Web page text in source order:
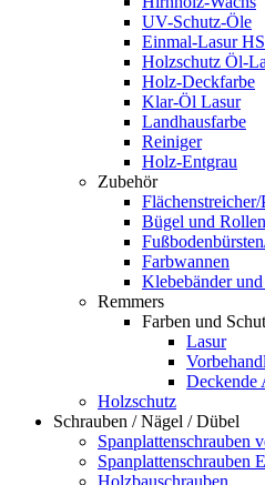
UV-Schutz-Öle
Einmal-Lasur HS
Holzschutz Öl-
Holz-Deckfarbe
Klar-Öl Lasur
Landhausfarbe
Reiniger
Holz-Entgrau
Zubehör
Flächenstreicher/
Bügel und Rollen
Farbwannen
Klebebänder
Remmers
Farben und
Lasur
Deckende
Holzschutz
Schrauben / Nägel / Dübel
Spanplattenschrauben
Spanplattenschrauben
Holzbauschrauben